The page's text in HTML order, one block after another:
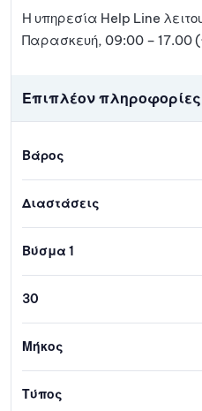
Η υπηρεσία Help Line
Παρασκευή, 09:00 – 17.00
Επιπλέον πληροφορίες
Βάρος
Διαστάσεις
Βύσμα 1
30
Μήκος
Τύπος